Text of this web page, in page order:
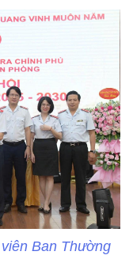
Ban Thường